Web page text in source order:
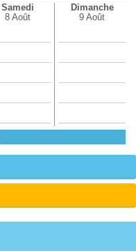
Samedi
8 Août
Dimanche
9 Août